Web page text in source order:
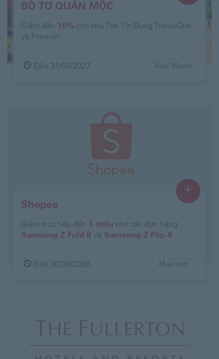
BÒ TƠ QUÁN MỘC
Giảm đến 10% cho chủ Thẻ Tín Dụng TravelOne
và Premier
Đến 31/03/2027 Visa/ Master
Shopee
Giảm trực tiếp đến 1 triệu cho các đơn hàng
Samsung Z Fold 8 và Samsung Z Flip 8
Đến 30/09/2026
+
Mua sắm